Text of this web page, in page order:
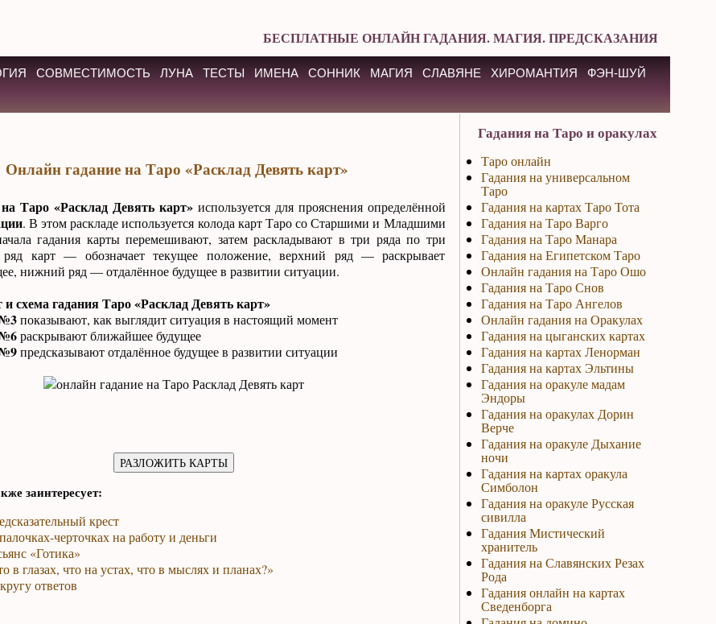
БЕСПЛАТНЫЕ ОНЛАЙН ГАДАНИЯ. МАГИЯ. ПРЕДСКАЗАНИЯ
СОВМЕСТИМОСТЬ ЛУНА ТЕСТЫ ИМЕНА СОННИК МАГИЯ СЛАВЯНЕ ХИРОМАНТИЯ
ФЭН-ШУЙ
Онлайн гадание на Таро «Расклад Девять карт»
Таро «Расклад Девять карт»используется для прояснения определённой
. В этом раскладе используется колода карт Таро со Старшими и Младшими
гадания карты перемешивают, затем раскладывают в три ряда по три
карт — обозначает текущее положение, верхний ряд — раскрывает
нижний ряд — отдалённое будущее в развитии ситуации.
схема гадания Таро «Расклад Девять карт»
показывают, как выглядит ситуация в настоящий момент
раскрывают ближайшее будущее
предсказывают отдалённое будущее в развитии ситуации
заинтересует:
крест
черточках на работу и деньги
«Готика»
в глазах, что на устах, что в мыслях и планах?»
ответов
Гадания на Таро и оракулах
Таро онлайн
Гадания на универсальном
Таро
Гадания на картах Таро Тота
Гадания на Таро Варго
Гадания на Таро Манара
Гадания на Египетском Таро
Онлайн гадания на Таро Ошо
Гадания на Таро Снов
Гадания на Таро Ангелов
Онлайн гадания на Оракулах
Гадания на цыганских картах
Гадания на картах Ленорман
Гадания на картах Эльтины
Гадания на оракуле мадам
Эндоры
Гадания на оракулах Дорин
Верче
Гадания на оракуле Дыхание
ночи
Гадания на картах оракула
Симболон
Гадания на оракуле Русская
сивилла
Гадания Мистический
хранитель
Гадания на Славянских Резах
Рода
Гадания онлайн на картах
Сведенборга